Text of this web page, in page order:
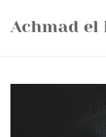
Achmad el